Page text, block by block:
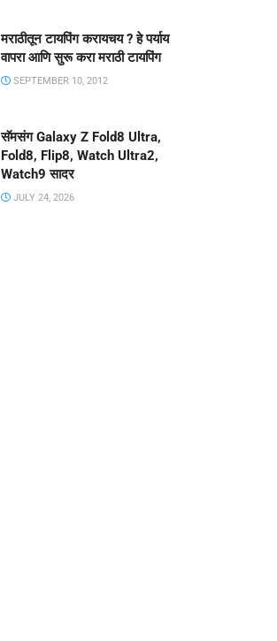
मराठीतून टायपिंग करायचय ? हे पर्याय
वापरा आणि सुरू करा मराठी टायपिंग
SEPTEMBER 10, 2012
सॅमसंग Galaxy Z Fold8 Ultra,
Fold8, Flip8, Watch Ultra2,
Watch9 सादर
JULY 24, 2026